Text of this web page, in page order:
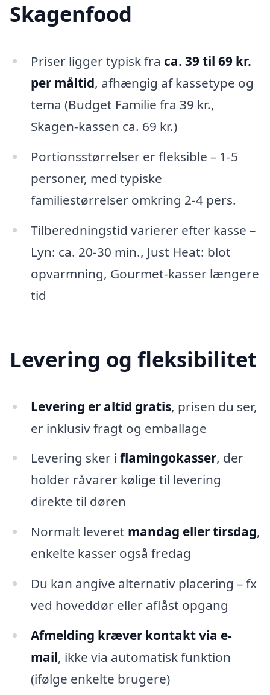
Skagenfood
Priser ligger typisk fra ca. 39 til 69 kr.
per måltid, afhængig af kassetype og
tema (Budget Familie fra 39 kr.,
Skagen-kassen ca. 69 kr.)
Portionsstørrelser er fleksible – 1-5
personer, med typiske
familiestørrelser omkring 2-4 pers.
Tilberedningstid varierer efter kasse –
Lyn: ca. 20-30 min., Just Heat: blot
opvarmning, Gourmet-kasser længere
tid
Levering og fleksibilitet
Levering er altid gratis, prisen du ser,
er inklusiv fragt og emballage
Levering sker i flamingokasser, der
holder råvarer kølige til levering
direkte til døren
Normalt leveret mandag eller tirsdag,
enkelte kasser også fredag
Du kan angive alternativ placering – fx
ved hoveddør eller aflåst opgang
Afmelding kræver kontakt via e-
mail, ikke via automatisk funktion
(ifølge enkelte brugere)